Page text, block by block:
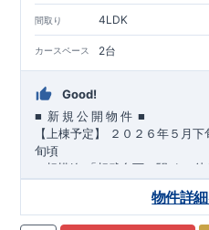
間取り 4LDK
カースペース 2台
Good!
■ 新 規 公 開 物 件 ■
【上棟予定】 ２０２６年 ５ 月下
旬頃
相模 線 「相武台下」駅 まで 徒
「さがみ野」駅
4
物件詳